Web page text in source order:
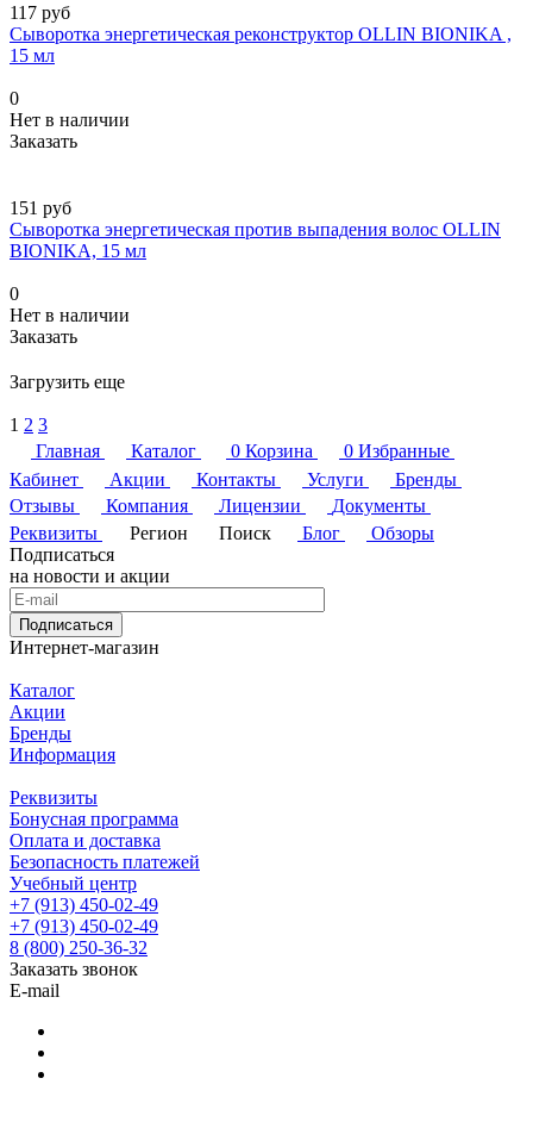
117 руб
Сыворотка энергетическая реконструктор OLLIN BIONIKA ,
15 мл
0
Нет в наличии
Заказать
151 руб
Сыворотка энергетическая против выпадения волос OLLIN
BIONIKA, 15 мл
0
Нет в наличии
Заказать
Загрузить еще
1 2 3
Главная
Каталог 0 Корзина 0 Избранные
Кабинет
Акции Контакты Услуги
Бренды
Отзывы
Компания Лицензии
Документы
Реквизиты
Регион Поиск Блог
Обзоры
Подписаться
на новости и акции
Подписаться
Интернет-магазин
Каталог
Акции
Бренды
Информация
Реквизиты
Бонусная программа
Оплата и доставка
Безопасность платежей
Учебный центр
+7 (913) 450-02-49
+7 (913) 450-02-49
8 (800) 250-36-32
Заказать звонок
E-mail